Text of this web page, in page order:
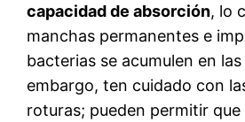
capacidad de absorción, lo
manchas permanentes e
bacterias se acumulen en
embargo, ten cuidado con
roturas; pueden permitir